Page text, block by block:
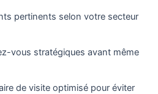
pertinents selon votre secteur
vous stratégiques avant même
de visite optimisé pour éviter